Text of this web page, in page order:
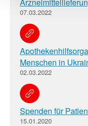
07.03.2022
Menschen in
02.03.2022
Spenden für
15.01.2020